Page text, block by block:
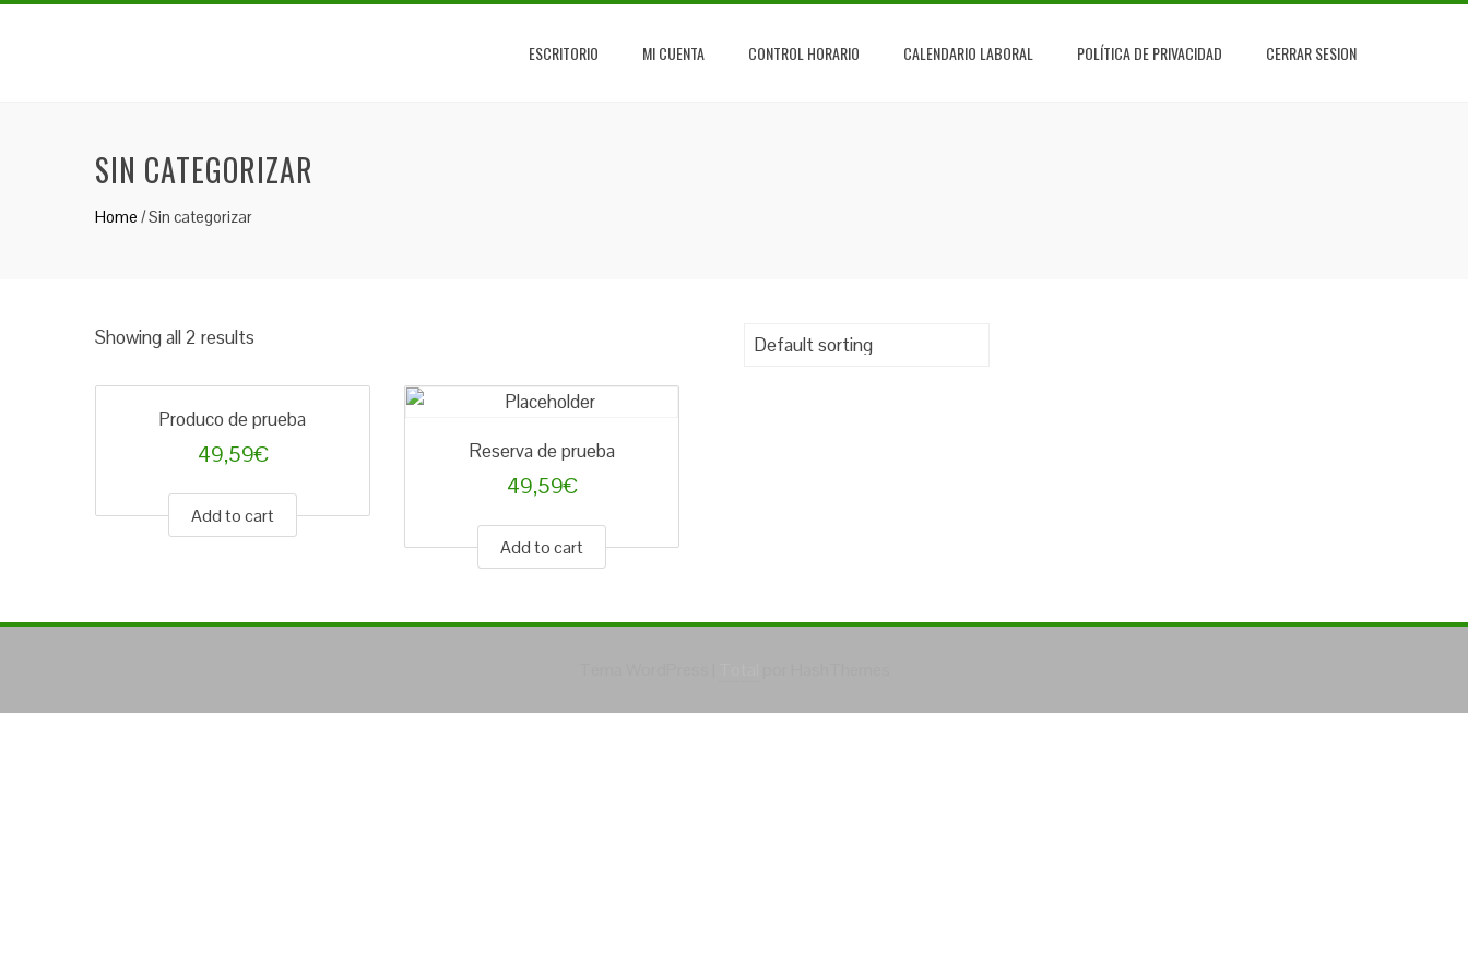
ESCRITORIO MI CUENTA CONTROL HORARIO CALENDARIO LABORAL POLÍTICA DE PRIVACIDAD CERRAR SESION
SIN CATEGORIZAR
Home / Sin categorizar
Showing all 2 results
Produco de prueba
49,59€
Add to cart
Reserva de prueba
49,59€
Add to cart